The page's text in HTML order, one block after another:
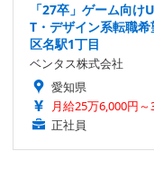
「27卒」ゲーム向
T・デザイン系転職
区名駅1丁目
ベンタス株式会社
愛知県
月給25万6,000円～
正社員